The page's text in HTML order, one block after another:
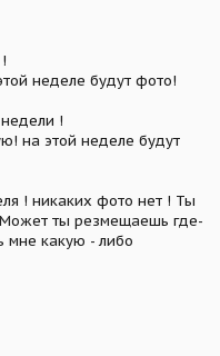
неделе будут фото!
!
на этой неделе будут
! никаких фото нет ! Ты
Может ты резмещаешь где-
мне какую - либо